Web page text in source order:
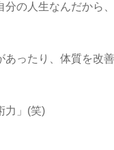
の人生なんだから
ったり、体質を改
力」(笑)